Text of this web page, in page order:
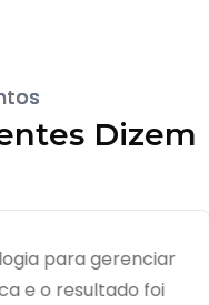
Dizem
para gerenciar
e o resultado foi